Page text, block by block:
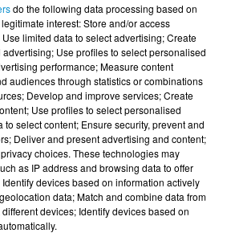
2026
Palestiniens tués en juillet, le bilan
le plus lourd de...
2026
de Cheikh F., l’enquête fragilise la
policière !
do the following data processing based on
interest: Store and/or access
limited data to select advertising; Create
Use profiles to select personalised
performance; Measure content
audiences through statistics or combinations
Develop and improve services; Create
Use profiles to select personalised
to select content; Ensure security, prevent and
Deliver and present advertising and content;
choices. These technologies may
as IP address and browsing data to offer
devices based on information actively
data; Match and combine data from
devices; Identify devices based on